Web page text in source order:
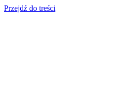
Przejdź do treści